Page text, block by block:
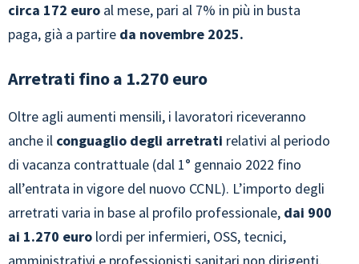
circa 172 euro al mese, pari al 7% in più in busta
paga, già a partire da novembre 2025.
Arretrati fino a 1.270 euro
Oltre agli aumenti mensili, i lavoratori riceveranno
anche il conguaglio degli arretrati relativi al periodo
di vacanza contrattuale (dal 1° gennaio 2022 fino
all’entrata in vigore del nuovo CCNL). L’importo degli
arretrati varia in base al profilo professionale, dai 900
ai 1.270 euro lordi per infermieri, OSS, tecnici,